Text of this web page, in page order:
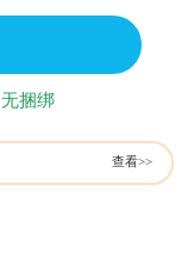
无捆绑
查看>>